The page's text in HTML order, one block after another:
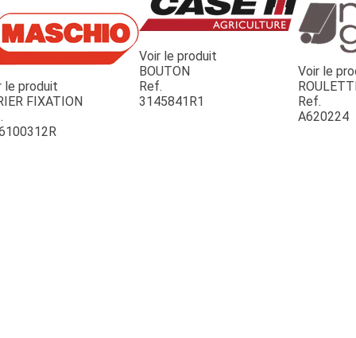
JOUET
le produit
FIXATION
Voir le produit
BOUTON
Ref.
3145841R1
Voir le
Ref.
A620224